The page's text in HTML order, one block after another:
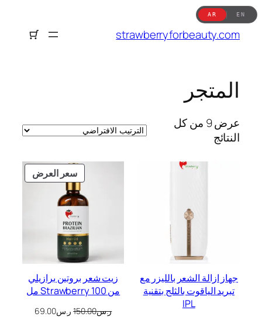
AR EN
تخطى
إلى
المحتوى
strawberryforbeauty.com
المتجر
عرض ⁦9⁩ من كل
النتائج
جهاز ازالة الشعر بالليزر مع
تبريد الياقوت بالثلج بتقنية
IPL
سعر العرضمنتج
مخفض
زيت شعر بروتين برازيلي
من Strawberry 100 مل
ر.س150.00 السعر
ر.س69.00السعر